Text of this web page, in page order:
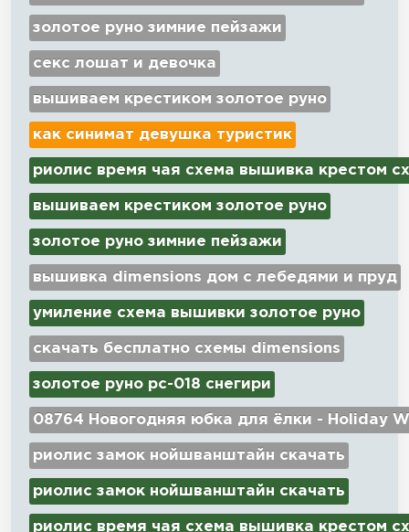
золотое руно зимние пейзажи
секс лошат и девочка
вышиваем крестиком золотое руно
как синимат девушка туристик
риолис время чая схема вышивка крестом
вышиваем крестиком золотое руно
золотое руно зимние пейзажи
вышивка dimensions дом с лебедями и пруд
умиление схема вышивки золотое руно
скачать бесплатно схемы dimensions
золотое руно рс-018 снегири
08764 Новогодняя юбка для ёлки - Holiday
риолис замок нойшванштайн скачать
риолис замок нойшванштайн скачать
риолис время чая схема вышивка крестом